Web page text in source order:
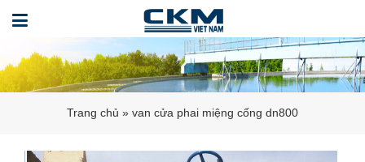
Trang chủ » van cửa phai miệng cống dn800